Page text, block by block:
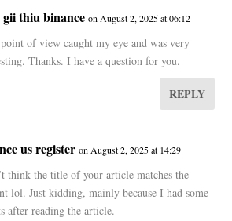
thiu binance on August 2, 2025 at 06:12
of view caught my eye and was very
Thanks. I have a question for you.
REPLY
us register on August 2, 2025 at 14:29
think the title of your article matches the
lol. Just kidding, mainly because I had some
after reading the article.